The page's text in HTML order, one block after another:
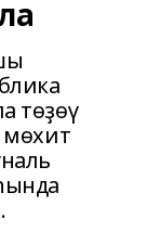
төҙөү
мөхит